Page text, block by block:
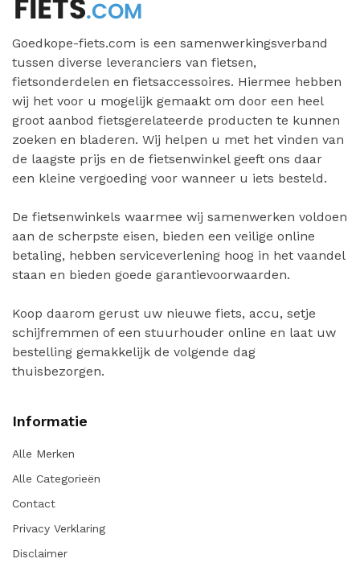
Goedkope-fiets.com is een samenwerkingsverband
tussen diverse leveranciers van fietsen,
fietsonderdelen en fietsaccessoires. Hiermee hebben
wij het voor u mogelijk gemaakt om door een heel
groot aanbod fietsgerelateerde producten te kunnen
zoeken en bladeren. Wij helpen u met het vinden van
de laagste prijs en de fietsenwinkel geeft ons daar
een kleine vergoeding voor wanneer u iets besteld.
De fietsenwinkels waarmee wij samenwerken voldoen
aan de scherpste eisen, bieden een veilige online
betaling, hebben serviceverlening hoog in het vaandel
staan en bieden goede garantievoorwaarden.
Koop daarom gerust uw nieuwe fiets, accu, setje
schijfremmen of een stuurhouder online en laat uw
bestelling gemakkelijk de volgende dag
thuisbezorgen.
Informatie
Alle Merken
Alle Categorieën
Contact
Privacy Verklaring
Disclaimer